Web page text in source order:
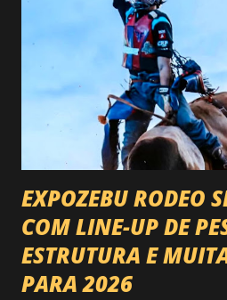
EXPOZEBU RODEO
COM LINE-UP DE
ESTRUTURA E
PARA 2026